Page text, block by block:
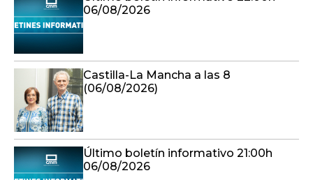
06/08/2026
Castilla-La Mancha a las 8
(06/08/2026)
Último boletín informativo 21:00h
06/08/2026